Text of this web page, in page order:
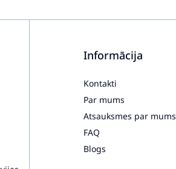
Informācija
Kontakti
Par mums
Atsauksmes par mums
FAQ
Blogs